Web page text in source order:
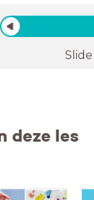
Slide
deze les